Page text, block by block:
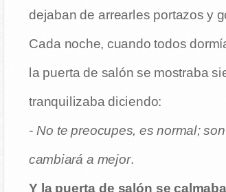
dejaban de arrearles portazos y
Cada noche, cuando todos
la puerta de salón se mostraba
tranquilizaba diciendo:
- No te preocupes, es normal;
cambiará a mejor.
Y la puerta de salón se